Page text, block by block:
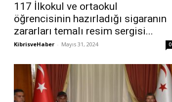
117 İlkokul ve ortaokul
öğrencisinin hazırladığı sigaranın
zararları temalı resim sergisi...
KibrisveHaber - Mayıs 31, 2024 0